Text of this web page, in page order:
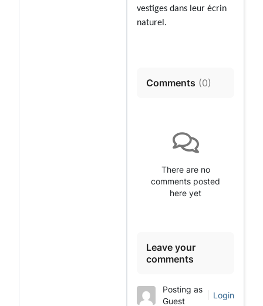
vestiges dans leur écrin
naturel.
Comments (0)
There are no
comments posted
here yet
Leave your
comments
Posting as
Guest
Login